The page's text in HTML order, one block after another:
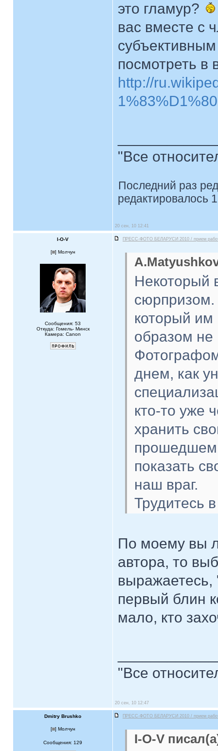
это гламур?
вас вместе с
посмотреть в
http://
1%83%D1%80
"Все
Последний раз
редактировалось
20 сен, 10 12:41
I-O-V ПРЕСС-ФОТО БЕЛАРУСИ 2010 / прием
[ ] Молчун
Сообщения: 53
Откуда: Гомель- Минск
Камера: Canon
Некоторый
который им
образом не
днем, как
кто-то уже
хранить
прошедшем
показать
наш враг.
Трудитесь
По моему вы
автора, то
выражаетесь,
первый блин
мало, кто
"Все
20 сен, 10 12:47
Dmitry Brushko ПРЕСС-ФОТО БЕЛАРУСИ 2010 / прием
[ ] Молчун
Сообщения: 129 I-O-V